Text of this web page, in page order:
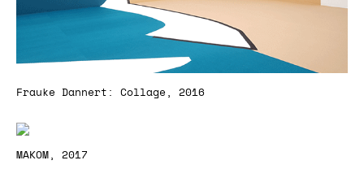
Frauke Dannert: Collage, 2016
MAKOM, 2017